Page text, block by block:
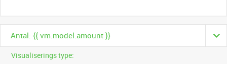
Antal: {{ vm.model.amount }}
Visualiserings type: